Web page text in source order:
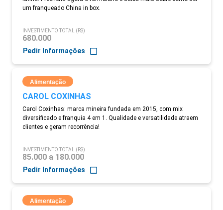
um franqueado China in box.
INVESTIMENTO TOTAL (R$)
680.000
Pedir Informações
Alimentação
CAROL COXINHAS
Carol Coxinhas: marca mineira fundada em 2015, com mix
diversificado e franquia 4 em 1. Qualidade e versatilidade atraem
clientes e geram recorrência!
INVESTIMENTO TOTAL (R$)
85.000 a 180.000
Pedir Informações
Alimentação